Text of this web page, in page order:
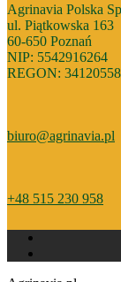
Agrinavia Polska
ul. Piątkowska 163
60-650 Poznań
NIP: 5542916264
REGON:
biuro@agrinavia.pl
+48 515 230 958